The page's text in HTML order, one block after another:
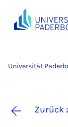
Universität
Zurück